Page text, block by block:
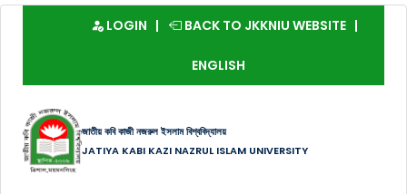
LOGIN BACK TO JKKNIU WEBSITE
ENGLISH
জাতীয় কবি কাজী নজরুল ইসলাম বিশ্ববিদ্যালয়
JATIYA KABI KAZI NAZRUL ISLAM UNIVERSITY